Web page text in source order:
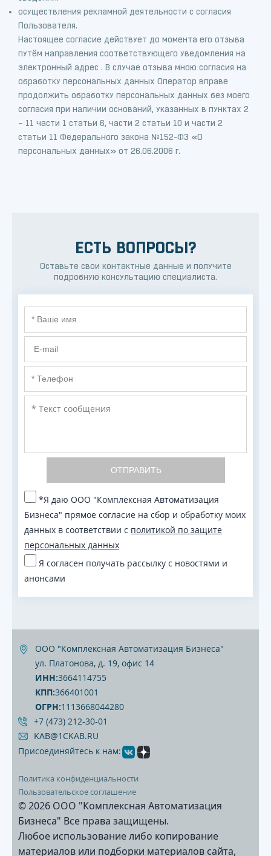
осуществления рекламной деятельности с согласия
Пользователя.
Настоящее согласие действует до момента его отзыва
путём направления соответствующего уведомления на
электронный адрес . В случае отзыва мною согласия на
обработку персональных данных Оператор вправе
продолжить обработку персональных данных без моего
согласия при наличии оснований, указанных в пунктах 2
– 11 части 1 статьи 6, части 2 статьи 10 и части 2
статьи 11 Федерального закона №152-ФЗ «О
персональных данных» от 26.06.2006 г.
ЕСТЬ ВОПРОСЫ?
Оставьте свои контактные данные и получите
подробную консультацию специалиста.
*Я даю ООО "Комплексная Автоматизация
Бизнеса" прямое согласие на сбор и обработку моих
данных в соответствии с политикой по защите
персональных данных
Я согласен получать рассылку с новостями и
анонсами
ОТПРАВИТЬ
ООО "Комплексная Автоматизация Бизнеса"
ул. Платонова, д. 19, офис 14
ИНН:3664114755
КПП:366401001
ОГРН:1113668044280
+7 (473) 212‐30‐01
KAB@1CKAB.RU
Присоединяйтесь к нам:
Политика конфиденциальности
Пользовательское соглашение
© 2026 ООО "Комплексная Автоматизация
Бизнеса" Все права защищены.
Любое использование либо копирование
материалов или подборки материалов сайта,